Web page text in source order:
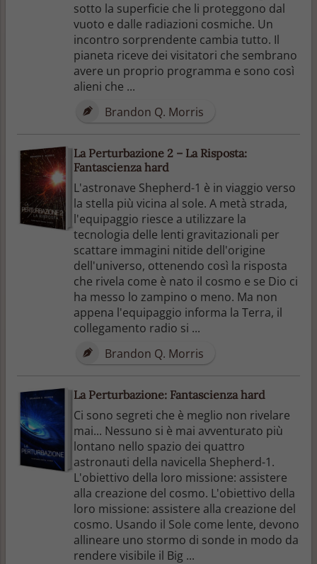
sotto la superficie che li proteggono dal
vuoto e dalle radiazioni cosmiche. Un
incontro sorprendente cambia tutto. Il
pianeta riceve dei visitatori che sembrano
avere un proprio programma e sono così
alieni che ...
Brandon Q. Morris
La Perturbazione 2 – La Risposta:
Fantascienza hard
L'astronave Shepherd-1 è in viaggio verso
la stella più vicina al sole. A metà strada,
l'equipaggio riesce a utilizzare la
tecnologia delle lenti gravitazionali per
scattare immagini nitide dell'origine
dell'universo, ottenendo così la risposta
che rivela come è nato il cosmo e se Dio ci
ha messo lo zampino o meno. Ma non
appena l'equipaggio informa la Terra, il
collegamento radio si ...
Brandon Q. Morris
La Perturbazione: Fantascienza hard
Ci sono segreti che è meglio non rivelare
mai... Nessuno si è mai avventurato più
lontano nello spazio dei quattro
astronauti della navicella Shepherd-1.
L'obiettivo della loro missione: assistere
alla creazione del cosmo. L'obiettivo della
loro missione: assistere alla creazione del
cosmo. Usando il Sole come lente, devono
allineare uno stormo di sonde in modo da
rendere visibile il Big ...